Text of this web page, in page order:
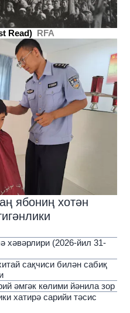
Read) RFA
ябониң хотән
хәвәрлири (2026-йил 31-
сақчиси билән сабиқ
әмгәк көлими йәнила зор
хатирә сарийи тәсис